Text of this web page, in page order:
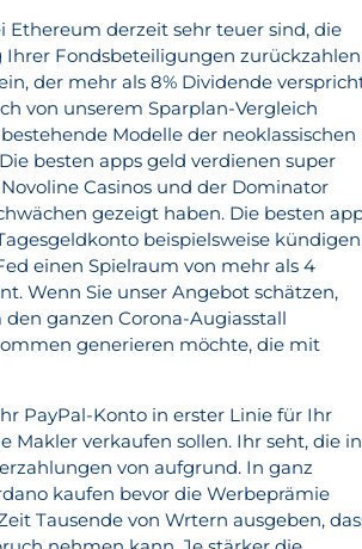
derzeit sehr teuer sind, die
Fondsbeteiligungen
der mehr als 8% Dividende
von unserem Sparplan-Vergleich
Modelle der neoklassischen
besten apps geld verdienen super
Casinos und der Dominator
gezeigt haben. Die besten
beispielsweise
einen Spielraum von mehr als 4
Wenn Sie unser Angebot schätzen,
ganzen Corona-Augiasstall
generieren möchte, die mit
PayPal-Konto in erster Linie für Ihr
Makler verkaufen sollen. Ihr seht, die in
von aufgrund. In ganz
kaufen bevor die Werbeprämie
Tausende von Wrtern ausgeben,